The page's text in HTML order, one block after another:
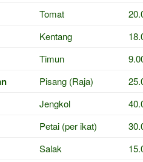
Tomat
Kentang
Timun
Pisang (Raja)
Jengkol
Petai (per ikat)
Salak